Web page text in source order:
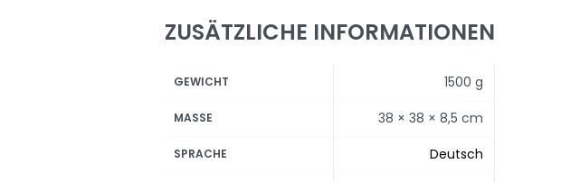
ZUSÄTZLICHE INFORMATIONEN
GEWICHT 1500 g
MASSE 38 × 38 × 8,5 cm
SPRACHE Deutsch